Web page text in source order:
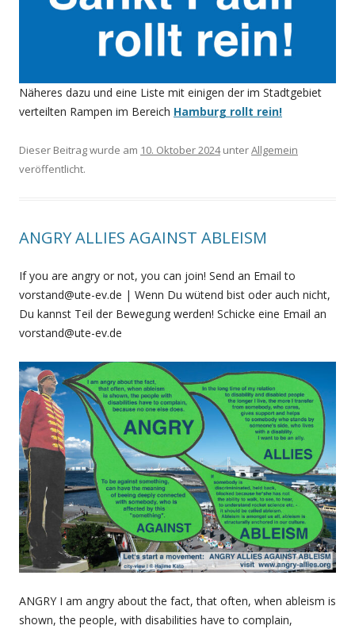
Näheres dazu und eine Liste mit einigen der im Stadtgebiet
verteilten Rampen im Bereich Hamburg rollt rein!
Dieser Beitrag wurde am 10. Oktober 2024unterAllgemein
veröffentlicht.
ANGRY ALLIES AGAINST ABLEISM
If you are angry or not, you can join! Send an Email to
vorstand@ute-ev.de | Wenn Du wütend bist oder auch nicht,
Du kannst Teil der Bewegung werden! Schicke eine Email an
vorstand@ute-ev.de
ANGRY I am angry about the fact, that often, when ableism is
shown, the people, with disabilities have to complain,